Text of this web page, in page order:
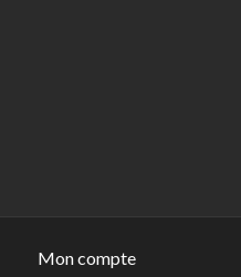
Mon compte